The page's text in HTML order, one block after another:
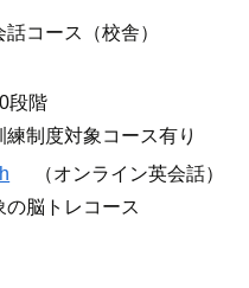
コース（校舎）
段階
練制度対象コース有り
（オンライン英会話）
の脳トレコース